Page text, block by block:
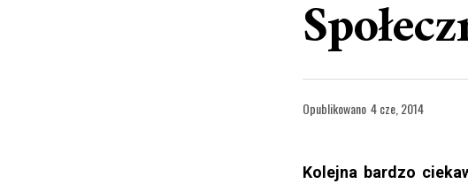
Opublikowano 4 cze, 2014
Kolejna bardzo